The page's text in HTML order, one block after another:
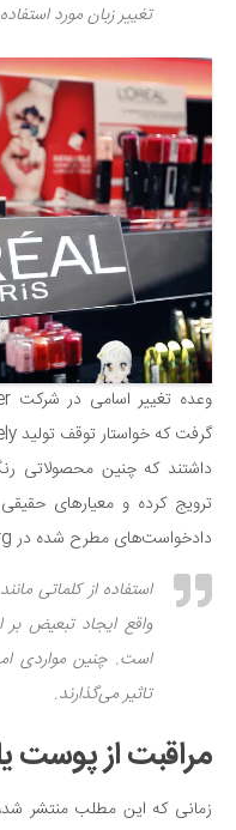
تغییر زبان مورد
داشتند که چنین محصولاتی
ترویج کرده و معیارهای
دادخواست‌های مطرح شده در Change.org توضیح می‌دهد:
استفاده از کلماتی
واقع ایجاد تبعیض
است. چنین مواردی
تاثیر می‌گذارند.
مراقبت از پوست